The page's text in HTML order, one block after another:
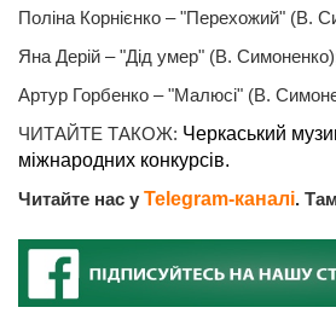
Поліна Корнієнко – "Перехожий" (В.
Яна Дерій – "Дід умер" (В.
Артур Горбенко – "Малюсі" (В.
ЧИТАЙТЕ ТАКОЖ: Черкаський
міжнародних конкурсів.
Читайте нас у Telegram-каналі.